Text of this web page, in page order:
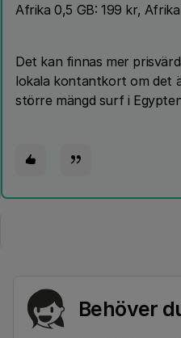
Afrika 0,5 GB: 199 kr,
Det kan finnas mer
lokala kontantkort om det
större mängd surf i
Behöver